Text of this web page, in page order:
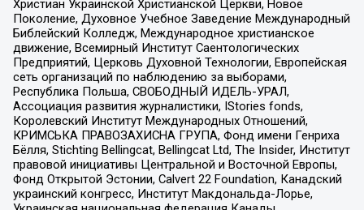
Христиан Украинской Христианской Церкви, Новое
Поколение, Духовное Учебное Заведение Международный
Библейский Колледж, Международное христианское
движение, Всемирный Институт Саентологических
Предприятий, Церковь Духовной Технологии, Европейская
сеть организаций по наблюдению за выборами,
Республика Польша, СВОБОДНЫЙ ИДЕЛЬ-УРАЛ,
Ассоциация развития журналистики, IStories fonds,
Королевский Институт Международных Отношений,
КРИМСЬКА ПРАВОЗАХИСНА ГРУПА, Фонд имени Генриха
Бёлля, Stichting Bellingcat, Bellingcat Ltd, The Insider, Институт
правовой инициативы Центральной и Восточной Европы,
Фонд Открытой Эстонии, Calvert 22 Foundation, Канадский
украинский конгресс, Институт Макдональда-Лорье,